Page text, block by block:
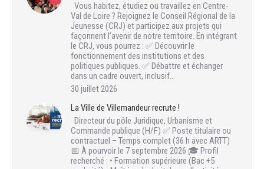
Vous habitez, étudiez ou travaillez en Centre-
Val de Loire ? Rejoignez le Conseil Régional de la
Jeunesse (CRJ) et participez aux projets qui
façonnent l’avenir de notre territoire. En intégrant
le CRJ, vous pourrez : ✅ Découvrir le
fonctionnement des institutions et des
politiques publiques. ✅ Débattre et échanger
dans un cadre ouvert, inclusif…
30 juillet 2026
La Ville de Villemandeur recrute !
Directeur du pôle Juridique, Urbanisme et
Commande publique (H/F) ✅ Poste titulaire ou
contractuel – Temps complet (36 h avec ARTT)
📅 À pourvoir le 7 septembre 2026 🎓 Profil
recherché : • Formation supérieure (Bac +5